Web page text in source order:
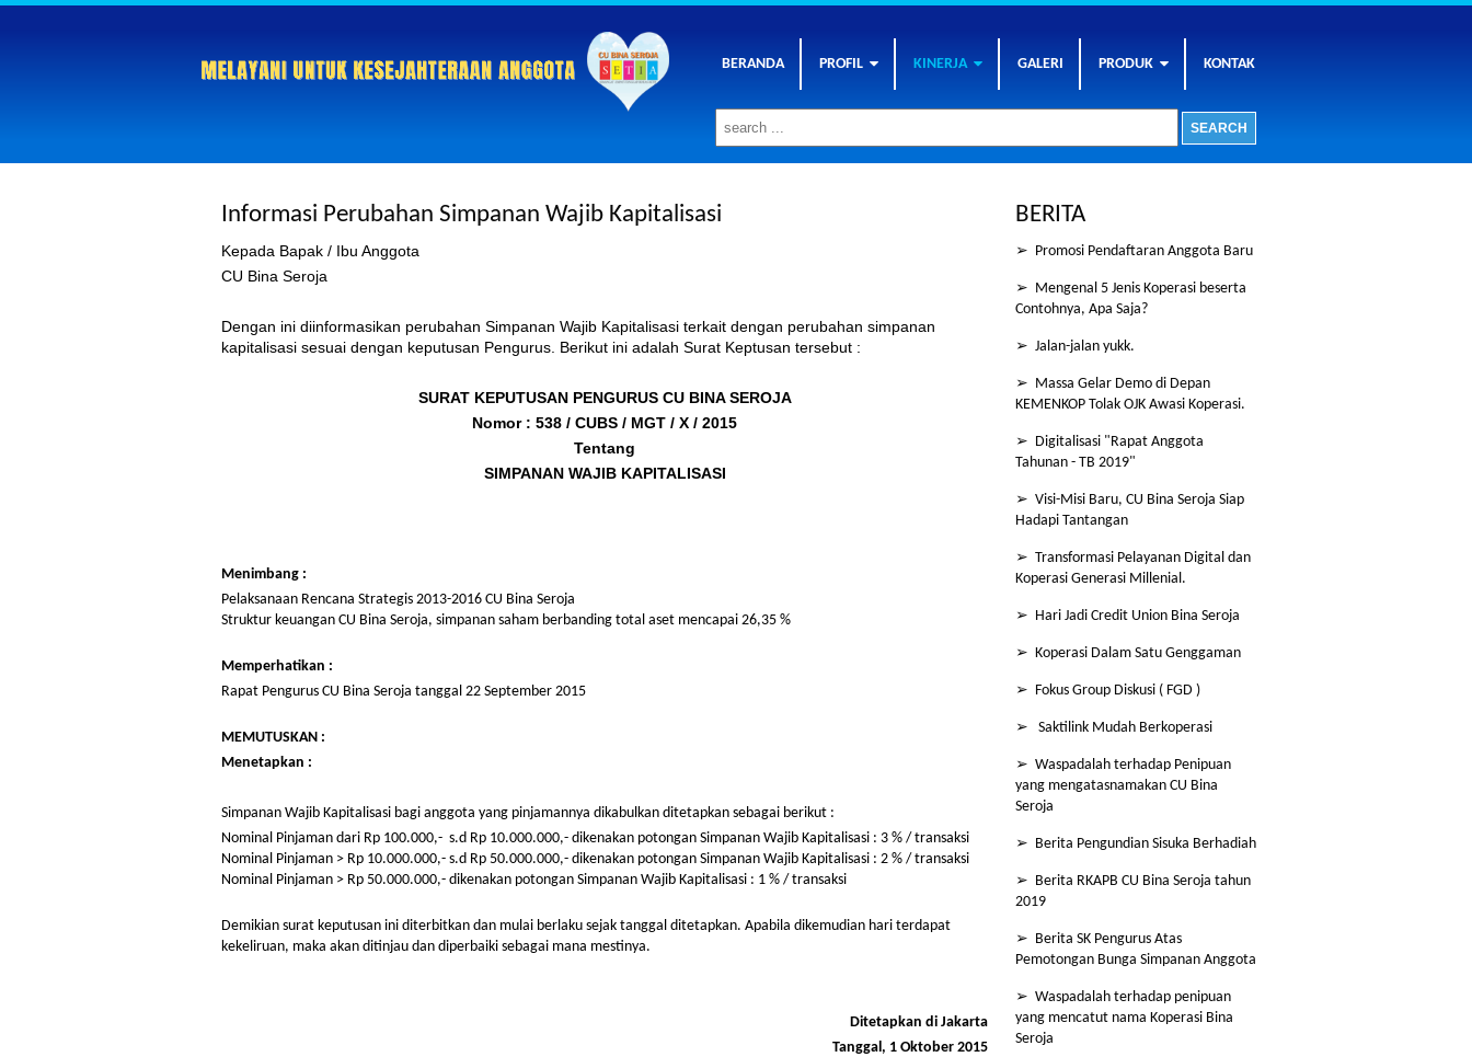
KONTAK
PRODUK
GALERI
KINERJA
PROFIL
BERANDA
Informasi Perubahan Simpanan Wajib Kapitalisasi
Kepada Bapak / Ibu Anggota
CU Bina Seroja
Dengan ini diinformasikan perubahan Simpanan Wajib Kapitalisasi terkait dengan perubahan simpanan
kapitalisasi sesuai dengan keputusan Pengurus. Berikut ini adalah Surat Keptusan tersebut :
SURAT KEPUTUSAN PENGURUS CU BINA SEROJA
Nomor : 538 / CUBS / MGT / X / 2015
Tentang
SIMPANAN WAJIB KAPITALISASI
Menimbang :
Pelaksanaan Rencana Strategis 2013-2016 CU Bina Seroja
Struktur keuangan CU Bina Seroja, simpanan saham berbanding total aset mencapai 26,35 %
Memperhatikan :
Rapat Pengurus CU Bina Seroja tanggal 22 September 2015
MEMUTUSKAN :
Menetapkan :
Simpanan Wajib Kapitalisasi bagi anggota yang pinjamannya dikabulkan ditetapkan sebagai berikut :
Nominal Pinjaman dari Rp 100.000,- s.d Rp 10.000.000,- dikenakan potongan Simpanan Wajib Kapitalisasi : 3 % / transaksi
Nominal Pinjaman > Rp 10.000.000,- s.d Rp 50.000.000,- dikenakan potongan Simpanan Wajib Kapitalisasi : 2 % / transaksi
Nominal Pinjaman > Rp 50.000.000,- dikenakan potongan Simpanan Wajib Kapitalisasi : 1 % / transaksi
Demikian surat keputusan ini diterbitkan dan mulai berlaku sejak tanggal ditetapkan. Apabila dikemudian hari terdapat
kekeliruan, maka akan ditinjau dan diperbaiki sebagai mana mestinya.
Ditetapkan di Jakarta
Tanggal, 1 Oktober 2015
BERITA
➢ Promosi Pendaftaran Anggota Baru
➢ Mengenal 5 Jenis Koperasi beserta
Contohnya, Apa Saja?
➢ Jalan-jalan yukk.
➢ Massa Gelar Demo di Depan
KEMENKOP Tolak OJK Awasi Koperasi.
➢ Digitalisasi "Rapat Anggota
Tahunan - TB 2019"
➢ Visi-Misi Baru, CU Bina Seroja Siap
Hadapi Tantangan
➢ Transformasi Pelayanan Digital dan
Koperasi Generasi Millenial.
➢ Hari Jadi Credit Union Bina Seroja
➢ Koperasi Dalam Satu Genggaman
➢ Fokus Group Diskusi ( FGD )
➢ Saktilink Mudah Berkoperasi
➢ Waspadalah terhadap Penipuan
yang mengatasnamakan CU Bina
Seroja
➢ Berita Pengundian Sisuka Berhadiah
➢ Berita RKAPB CU Bina Seroja tahun
2019
➢ Berita SK Pengurus Atas
Pemotongan Bunga Simpanan Anggota
➢ Waspadalah terhadap penipuan
yang mencatut nama Koperasi Bina
Seroja